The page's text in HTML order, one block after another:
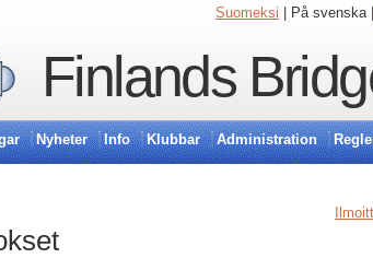
Suomeksi | På svenska |
Finlands
Nyheter Info Klubbar Administration